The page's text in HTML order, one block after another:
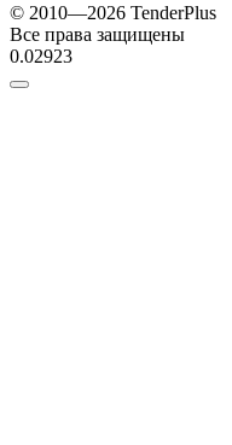
© 2010—2026 TenderPlus
Все права защищены
0.02923